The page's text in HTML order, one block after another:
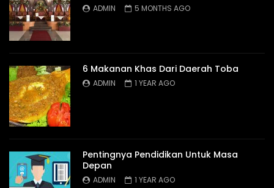
ADMIN 5 MONTHS AGO
6 Makanan Khas Dari Daerah Toba
ADMIN 1 YEAR AGO
Pentingnya Pendidikan Untuk Masa
Depan
ADMIN 1 YEAR AGO